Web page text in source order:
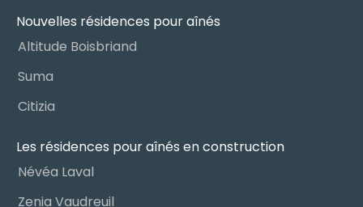
Nouvelles résidences pour aînés
Altitude Boisbriand
Suma
Citizia
Les résidences pour aînés en construction
Névéa Laval
Zenia Vaudreuil